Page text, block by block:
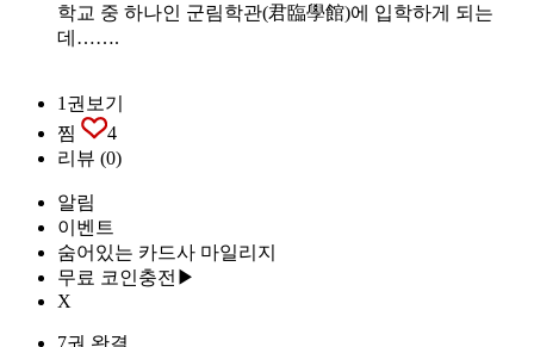
학교 중 하나인 군림학관(君臨學館)에 입학하게 되는
데…….
1권보기
찜
4
리뷰 (0)
알림
이벤트
숨어있는 카드사 마일리지
무료 코인충전▶
X
7권 완결